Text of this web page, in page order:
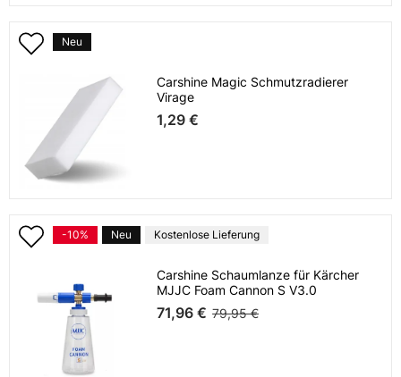
Neu
Carshine Magic Schmutzradierer
Virage
1,29 €
-10% Neu Kostenlose Lieferung
Carshine Schaumlanze für Kärcher
MJJC Foam Cannon S V3.0
71,96 € 79,95 €